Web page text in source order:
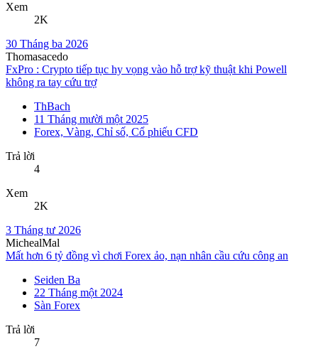
Xem
2K
30 Tháng ba 2026
Thomasacedo
FxPro : Crypto tiếp tục hy vọng vào hỗ trợ kỹ thuật khi Powell
không ra tay cứu trợ
ThBach
11 Tháng mười một 2025
Forex, Vàng, Chỉ số, Cổ phiếu CFD
Trả lời
4
Xem
2K
3 Tháng tư 2026
MichealMal
Mất hơn 6 tỷ đồng vì chơi Forex ảo, nạn nhân cầu cứu công an
Seiden Ba
22 Tháng một 2024
Sàn Forex
Trả lời
7